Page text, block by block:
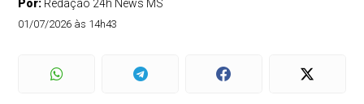
Por: Redação 24h News MS
01/07/2026 às 14h43